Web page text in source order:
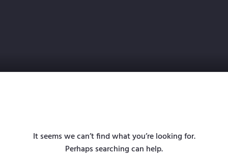
It seems we can’t find what you’re looking for.
Perhaps searching can help.